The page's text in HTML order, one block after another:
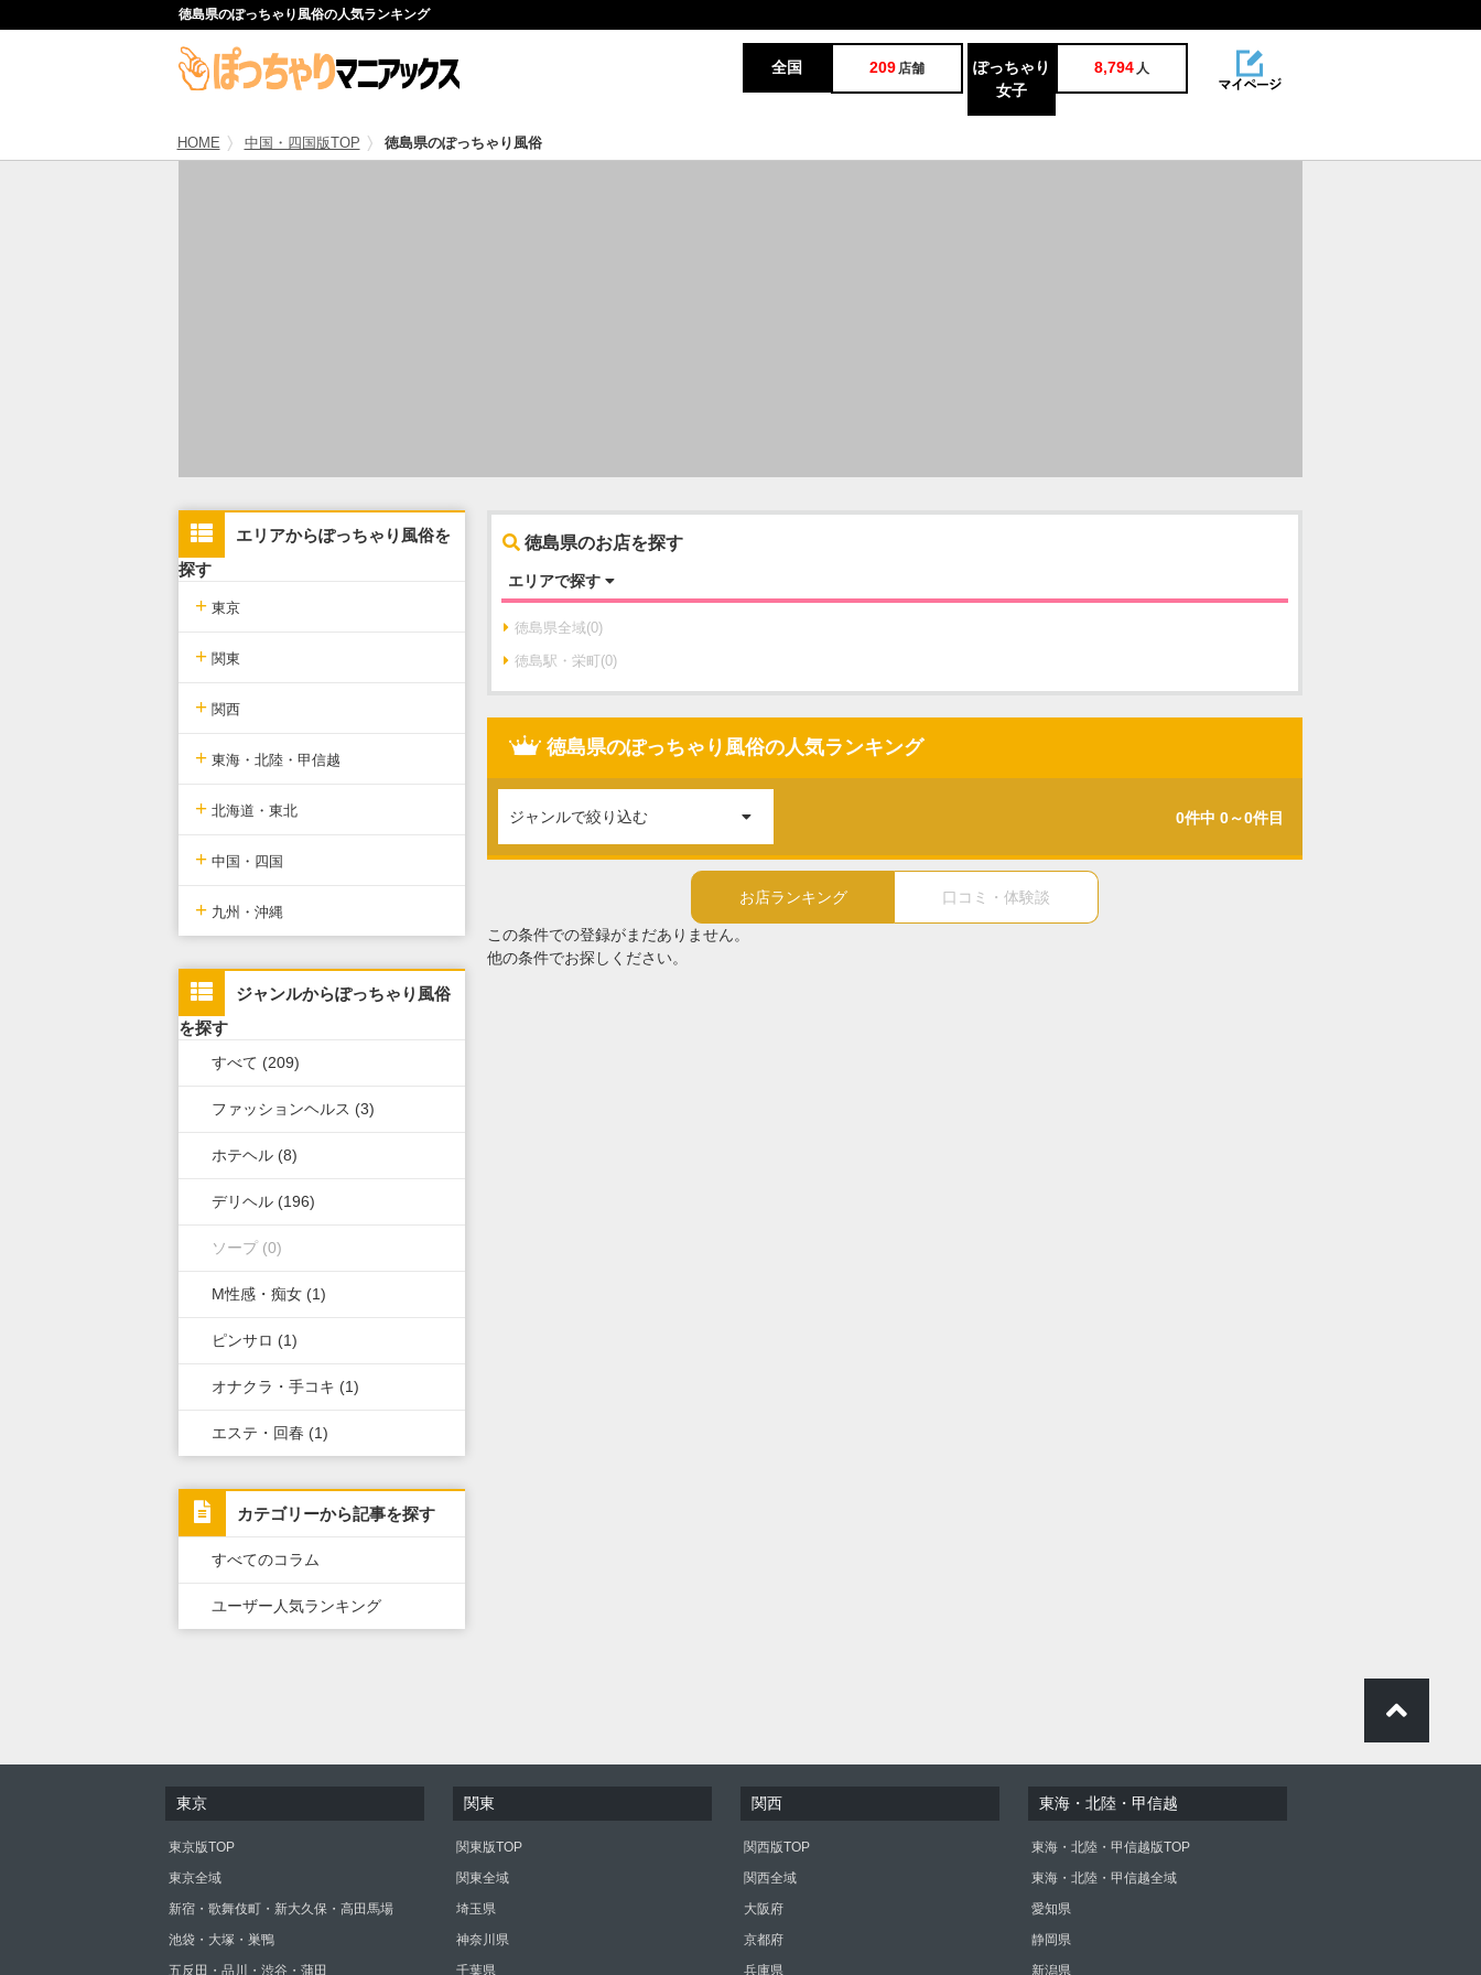
徳島県のぽっちゃり風俗の人気ランキング
全国 209 店舗
ぽっちゃり
女子
8,794 人
HOME 中国・四国版TOP 徳島県のぽっちゃり風俗
エリアからぽっちゃり風俗を
探す
+ 東京
東京版TOP
東京全域
新宿・歌舞伎町・新大久保・高
新橋・汐留・銀座・六本木・赤
上野・鶯谷・神田・秋葉原・日
暮里
+ 関東
関東版TOP
関東全域
埼玉県
神奈川県
千葉県
群馬県
+ 関西
関西版TOP
関西全域
大阪府
京都府
奈良県
和歌山県
+ 東海・北陸・甲信越
東海・北陸・甲信越版TOP
東海・北陸・甲信越全域
愛知県
岐阜県
三重県
山梨県
長野県
+ 北海道・東北
北海道・東北版TOP
北海道・東北全域
青森県
秋田県
山形県
岩手県
+ 中国・四国
中国・四国版TOP
岡山県
鳥取県
島根県
山口県
+ 九州・沖縄
福岡県
熊本県
佐賀県
長崎県
ジャンルからぽっちゃり風俗
を探す
すべて (209)
ファッションヘルス (3)
ホテヘル (8)
デリヘル (196)
ソープ (0)
M性感・痴女 (1)
ピンサロ (1)
オナクラ・手コキ (1)
エステ・回春 (1)
カテゴリーから記事を探す
すべてのコラム
ユーザー人気ランキング
徳島県のお店を探す
エリアで探す
徳島県全域(0)
徳島駅・栄町(0)
徳島県のぽっちゃり風俗の人気ランキング
ジャンルで絞り込む 0件中 0～0件目
お店ランキング 口コミ・体験談
この条件での登録がまだありません。
他の条件でお探しください。
東京
東京版TOP
東京全域
新宿・歌舞伎町・新大久保・高田馬場
池袋・大塚・巣鴨
五反田・品川・渋谷・蒲田
関東
関東版TOP
関東全域
埼玉県
神奈川県
千葉県
関西
関西版TOP
関西全域
大阪府
京都府
兵庫県
東海・北陸・甲信越
東海・北陸・甲信越版TOP
東海・北陸・甲信越全域
愛知県
静岡県
新潟県